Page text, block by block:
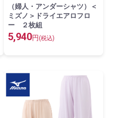
（婦人・アンダーシャツ）＜
ミズノ＞ドライエアロフロ
ー ２枚組
5,940円 (税込)